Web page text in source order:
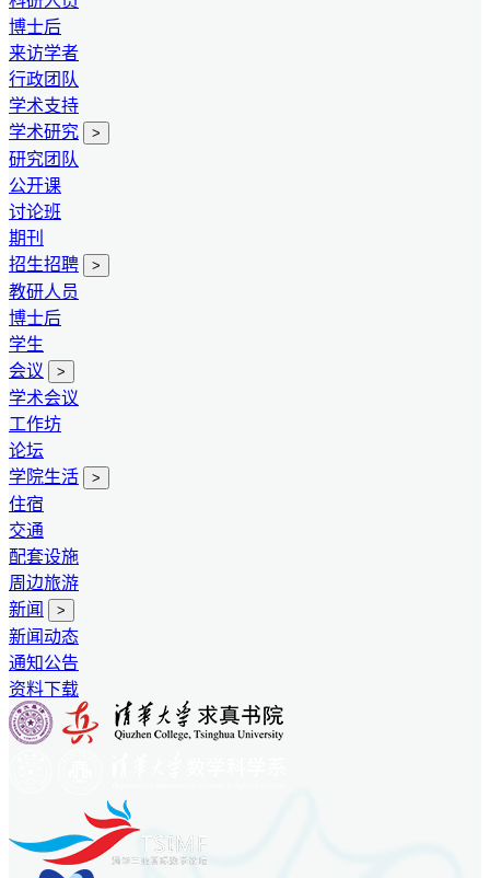
博士后
来访学者
行政团队
学术支持
学术研究
>
研究团队
公开课
讨论班
期刊
招生招聘
>
教研人员
博士后
学生
会议
>
学术会议
工作坊
论坛
学院生活
>
住宿
交通
配套设施
周边旅游
新闻
>
新闻动态
通知公告
资料下载